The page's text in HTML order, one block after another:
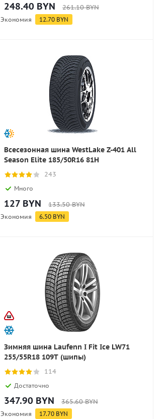
248.40 BYN 261.10BYN
Экономия 12.70 BYN
Всесезонная шина WestLake Z-401 All
Season Elite 185/50R16 81H
243
Много
127 BYN 133.50BYN
Экономия 6.50 BYN
Зимняя шина Laufenn I Fit Ice LW71
255/55R18 109T (шипы)
114
Достаточно
347.90 BYN 365.60BYN
Экономия 17.70 BYN